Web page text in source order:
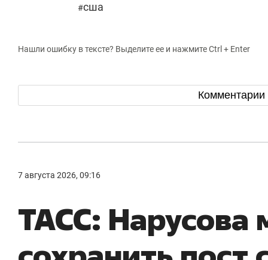
#сша
Нашли ошибку в тексте? Выделите ее и нажмите Ctrl + Enter
Комментарии
7 августа 2026, 09:16
ТАСС: Нарусова